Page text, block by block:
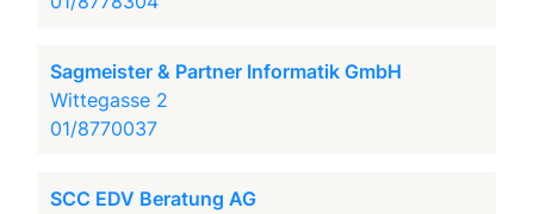
Sagmeister & Partner Informatik GmbH
Wittegasse 2
01/8770037
SCC EDV Beratung AG